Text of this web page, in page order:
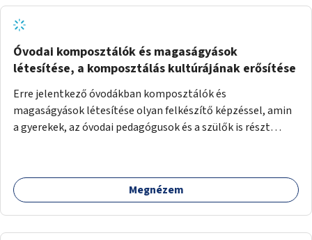
Óvodai komposztálók és magaságyások
létesítése, a komposztálás kultúrájának erősítése
Erre jelentkező óvodákban komposztálók és
magaságyások létesítése olyan felkészítő képzéssel, amin
a gyerekek, az óvodai pedagógusok és a szülők is részt
Megnézem